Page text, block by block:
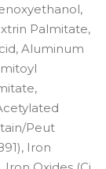
Palmitate,
Aluminum
Peut
Iron